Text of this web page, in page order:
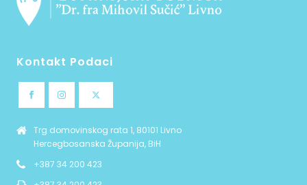
Kontakt Podaci
Trg domovinskog rata 1, 80101 Livno
Hercegbosanska Županija, BiH
+387 34 200 423